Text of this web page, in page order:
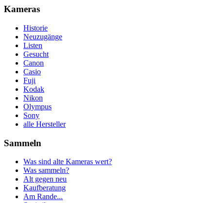
Kameras
Historie
Neuzugänge
Listen
Gesucht
Canon
Casio
Fuji
Kodak
Nikon
Olympus
Sony
alle Hersteller
Sammeln
Was sind alte Kameras wert?
Was sammeln?
Alt gegen neu
Kaufberatung
Am Rande...